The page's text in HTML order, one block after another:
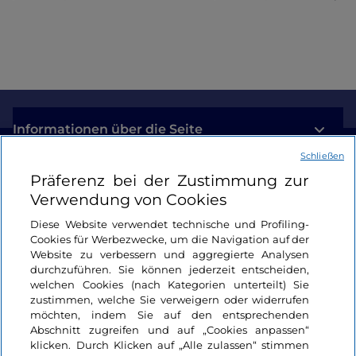
beginnt in Alleghe und zieht durch die
Hauptschauplätze des Ersten Weltkriegs. Im
Rahmen einer fachkundigen Führung wird es Ihnen
ein Muss ohne
Wenn und Aber. Es handelt sich um einen
wunderschönenBergsee,der zwischen
demCivettaund dem Monte Coldai liegt.
Der Coldai-See ist unter Dolomiten-Fans für die
Schattierungen seines Wassers, seine einfache
Erreichbarkeit und die majestätische
Naturumgebung von höchstem landschaftlichen
Wert bekannt und ein beliebtes Ausflugsziel sowie
eine der berühmtesten und meistbesuchten
Informationen über die Seite
Nützliche Links
Login
Bleiben wir in Kontakt
Präferenz bei der Zustimmung zur
Verwendung von Cookies
Diese Website verwendet technische und Profiling-
Cookies für Werbezwecke, um die Navigation auf der
Website zu verbessern und aggregierte Analysen
durchzuführen. Sie können jederzeit entscheiden,
welchen Cookies (nach Kategorien unterteilt) Sie
zustimmen, welche Sie verweigern oder widerrufen
möchten, indem Sie auf den entsprechenden
Abschnitt zugreifen und auf „Cookies anpassen“
klicken. Durch Klicken auf „Alle zulassen“ stimmen
Schließen